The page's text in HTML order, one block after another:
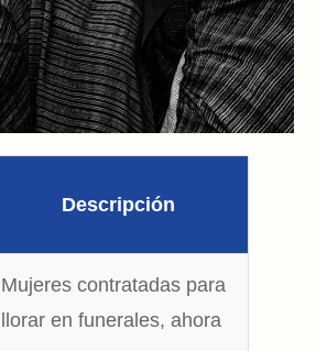
Descripción
Mujeres contratadas para
llorar en funerales, ahora